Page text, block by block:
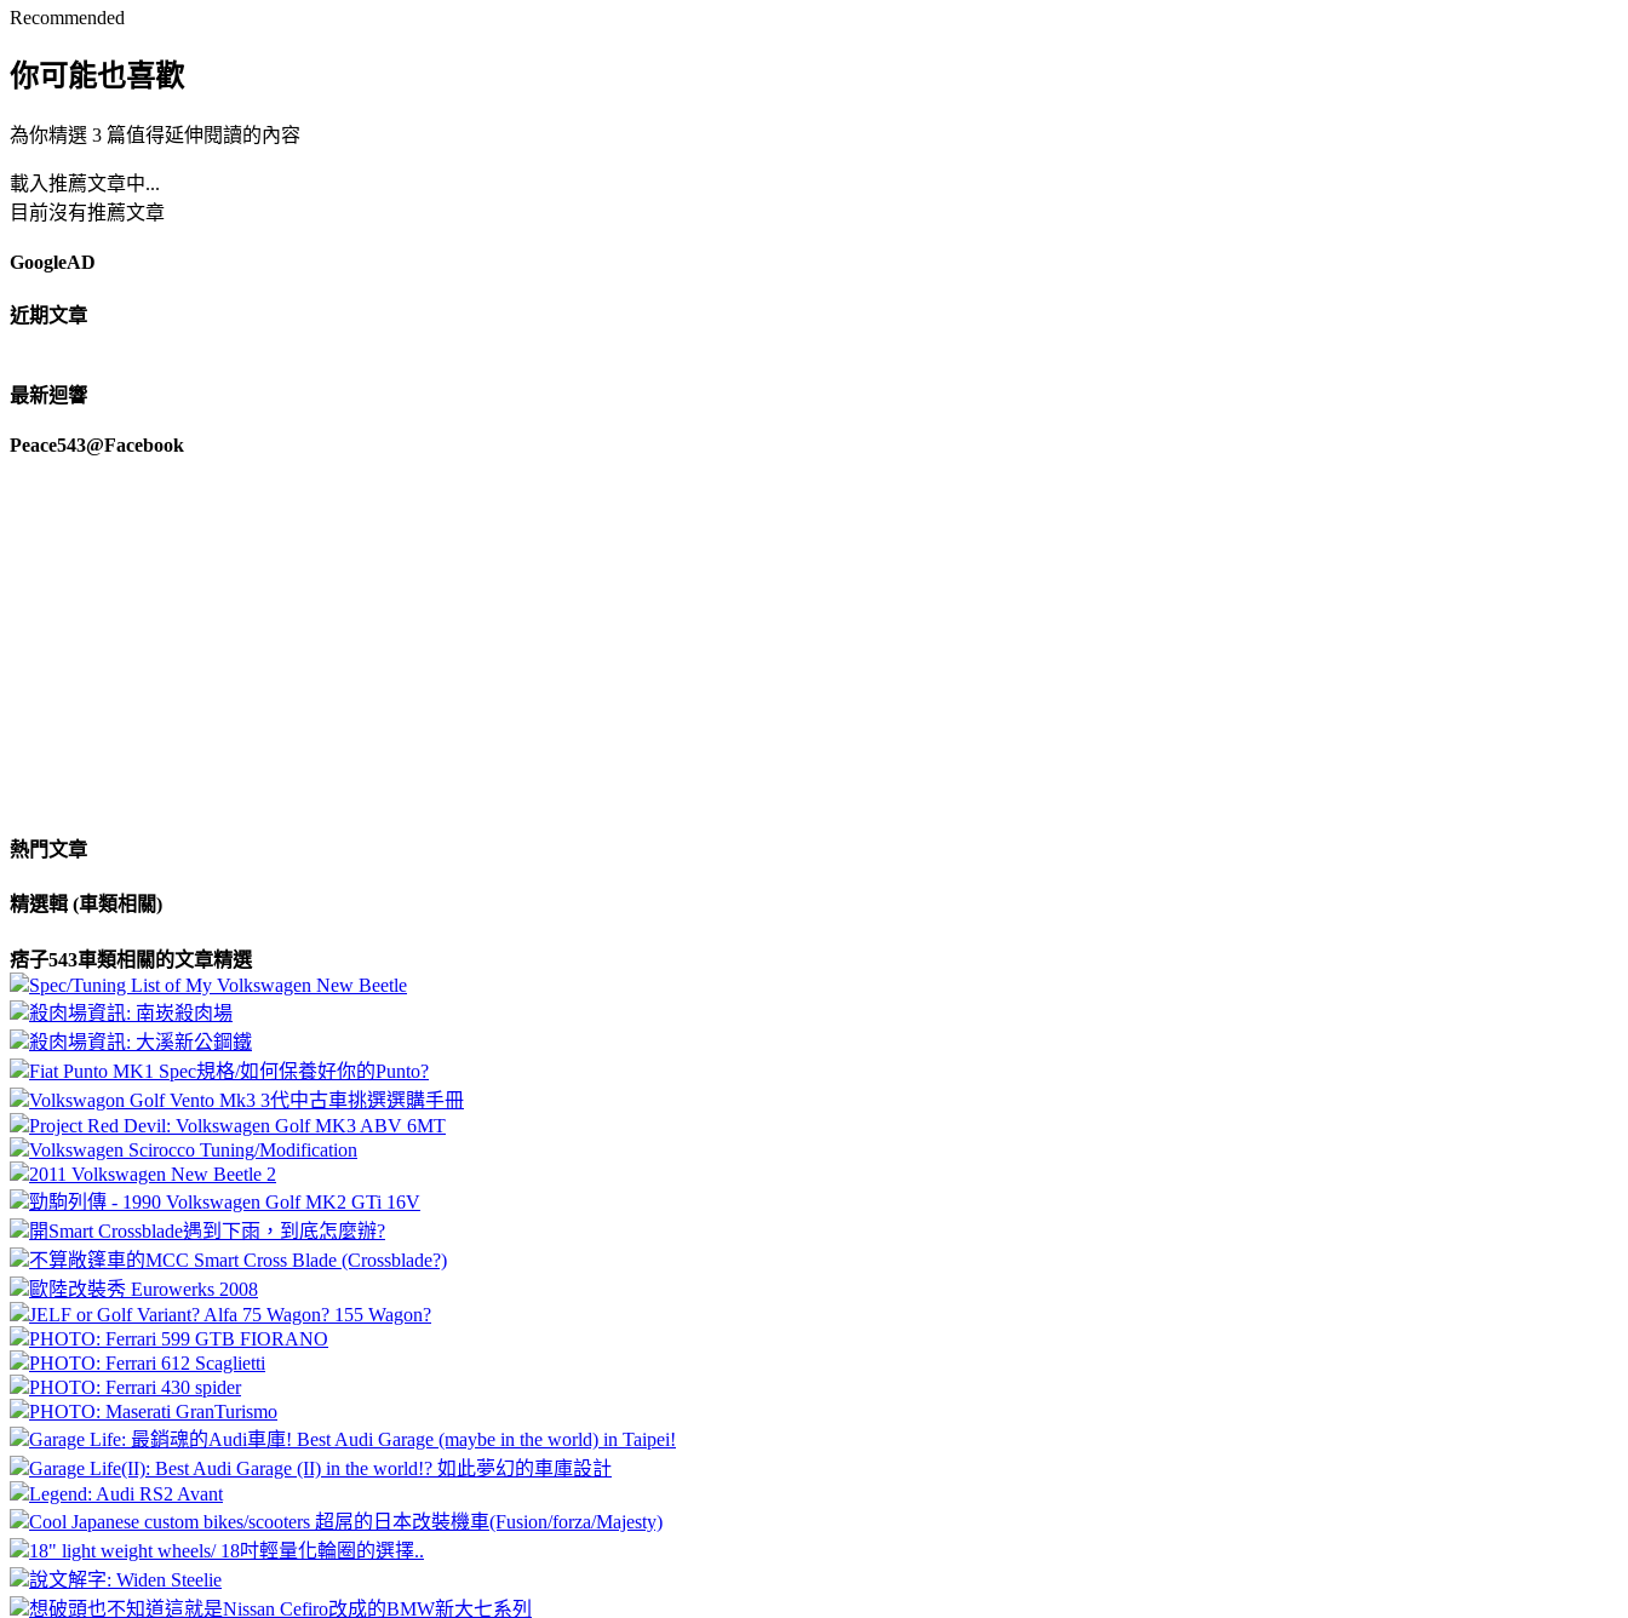
Recommended
你可能也喜歡
為你精選 3 篇值得延伸閱讀的內容
載入推薦文章中...
目前沒有推薦文章
GoogleAD
近期文章
最新迴響
Peace543@Facebook
熱門文章
精選輯 (車類相關)
痞子543車類相關的文章精選
Spec/Tuning List of My Volkswagen New Beetle
殺肉場資訊: 南崁殺肉場
殺肉場資訊: 大溪新公鋼鐵
Fiat Punto MK1 Spec規格/如何保養好你的Punto?
Volkswagon Golf Vento Mk3 3代中古車挑選選購手冊
Project Red Devil: Volkswagen Golf MK3 ABV 6MT
Volkswagen Scirocco Tuning/Modification
2011 Volkswagen New Beetle 2
勁駒列傳 - 1990 Volkswagen Golf MK2 GTi 16V
開Smart Crossblade遇到下雨，到底怎麼辦?
不算敞篷車的MCC Smart Cross Blade (Crossblade?)
歐陸改裝秀 Eurowerks 2008
JELF or Golf Variant? Alfa 75 Wagon? 155 Wagon?
PHOTO: Ferrari 599 GTB FIORANO
PHOTO: Ferrari 612 Scaglietti
PHOTO: Ferrari 430 spider
PHOTO: Maserati GranTurismo
Garage Life: 最銷魂的Audi車庫! Best Audi Garage (maybe in the world) in Taipei!
Garage Life(II): Best Audi Garage (II) in the world!? 如此夢幻的車庫設計
Legend: Audi RS2 Avant
Cool Japanese custom bikes/scooters 超屌的日本改裝機車(Fusion/forza/Majesty)
18" light weight wheels/ 18吋輕量化輪圈的選擇..
說文解字: Widen Steelie
想破頭也不知道這就是Nissan Cefiro改成的BMW新大七系列